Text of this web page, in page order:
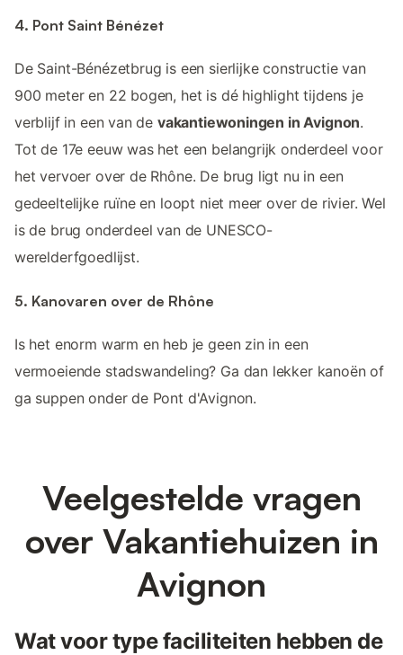
4. Pont Saint Bénézet
De Saint-Bénézetbrug is een sierlijke constructie van
900 meter en 22 bogen, het is dé highlight tijdens je
verblijf in een van de vakantiewoningen in Avignon.
Tot de 17e eeuw was het een belangrijk onderdeel voor
het vervoer over de Rhône. De brug ligt nu in een
gedeeltelijke ruïne en loopt niet meer over de rivier. Wel
is de brug onderdeel van de UNESCO-
werelderfgoedlijst.
5. Kanovaren over de Rhône
Is het enorm warm en heb je geen zin in een
vermoeiende stadswandeling? Ga dan lekker kanoën of
ga suppen onder de Pont d'Avignon.
Veelgestelde vragen
over Vakantiehuizen in
Avignon
Wat voor type faciliteiten hebben de